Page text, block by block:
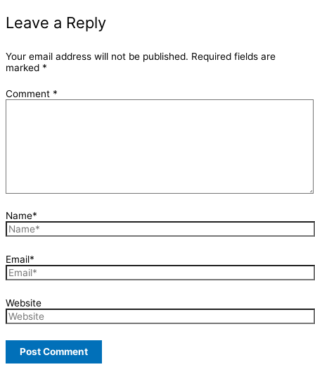
Leave a Reply
Your email address will not be published. Required fields are
marked *
Comment *
Name*
Email*
Website